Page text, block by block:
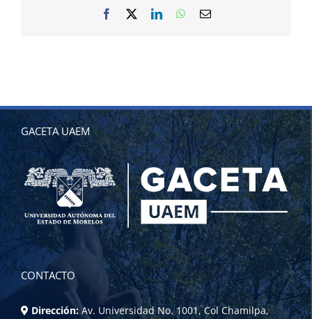
Facebook LinkedInWhatsApp
Correo
GACETA UAEM
CONTACTO
Dirección: Av. Universidad No. 1001, Col Chamilpa,